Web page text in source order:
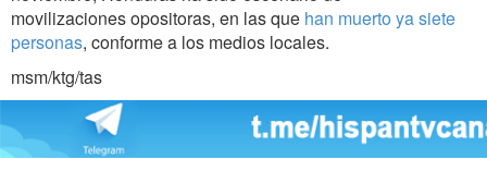
movilizaciones opositoras, en las que han muerto ya siete
personas, conforme a los medios locales.
msm/ktg/tas